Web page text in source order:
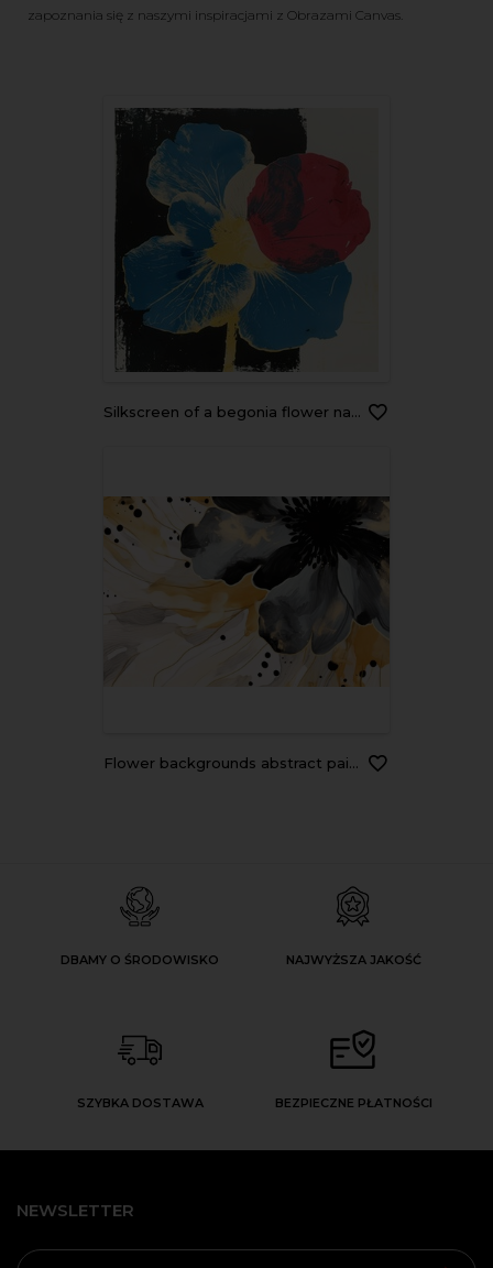
zapoznania się z naszymi inspiracjami z Obrazami Canvas.
Silkscreen of a begonia flower nature art painting.
Flower backgrounds abstract painting.
DBAMY O ŚRODOWISKO NAJWYŻSZA JAKOŚĆ
SZYBKA DOSTAWA BEZPIECZNE PŁATNOŚCI
NEWSLETTER